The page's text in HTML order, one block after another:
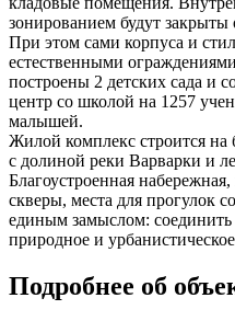
зонированием будут
При этом сами корпуса и
естественными
построены 2 детских сада и
центр со школой на 1257
малышей.
Жилой комплекс строится на
с долиной реки Варварки и
Благоустроенная
скверы, места для прогулок
единым замыслом: соединить
природное и
Подробнее об